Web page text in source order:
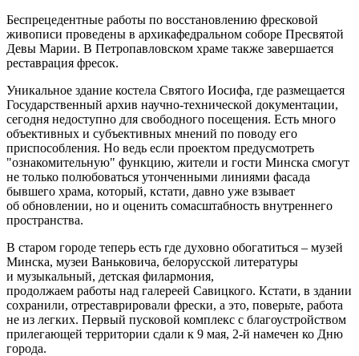
Беспрецедентные работы по восстановлению фресковой
живописи проведены в архикафедральном соборе Пресвятой
Девы Марии. В Петропавловском храме также завершается
реставрация фресок.
Уникальное здание костела Святого Иосифа, где размещается
Государственный архив научно-технической документации,
сегодня недоступно для свободного посещения. Есть много
объективных и субъективных мнений по поводу его
приспособления. Но ведь если проектом предусмотреть
"ознакомительную" функцию, жители и гости Минска смогут
не только полюбоваться утонченными линиями фасада
бывшего храма, который, кстати, давно уже взывает
об обновлении, но и оценить сомасштабность внутреннего
пространства.
В старом городе теперь есть где духовно обогатиться – музей
Минска, музеи Ваньковича, белорусской литературы
и музыкальный, детская филармония,
продолжаем работы над галереей Савицкого. Кстати, в здании
сохранили, отреставрировали фрески, а это, поверьте, работа
не из легких. Первый пусковой комплекс с благоустройством
прилегающей территории сдали к 9 мая, 2-й намечен ко Дню
города.